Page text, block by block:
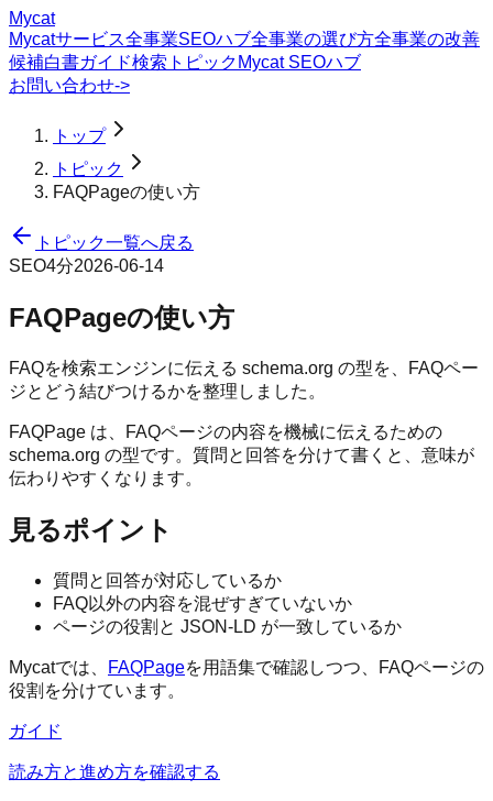
Mycat
Mycatサービス全事業SEOハブ全事業の選び方全事業の改善
候補白書ガイド検索トピック Mycat SEOハブ
お問い合わせ->
トップ
トピック
FAQPageの使い方
トピック一覧へ戻る
SEO4分2026-06-14
FAQPageの使い方
FAQを検索エンジンに伝える schema.org の型を、FAQペー
ジとどう結びつけるかを整理しました。
FAQPage は、FAQページの内容を機械に伝えるための
schema.org の型です。質問と回答を分けて書くと、意味が
伝わりやすくなります。
見るポイント
質問と回答が対応しているか
FAQ以外の内容を混ぜすぎていないか
ページの役割と JSON-LD が一致しているか
Mycatでは、 FAQPageを用語集で確認しつつ、FAQページの
役割を分けています。
ガイド
読み方と進め方を確認する